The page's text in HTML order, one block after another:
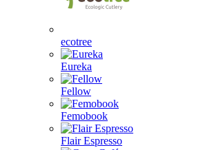
ecotree
Eureka
Fellow
Femobook
Flair Espresso